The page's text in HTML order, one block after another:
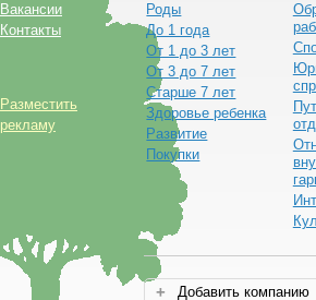
Вакансии
Контакты
Разместить
рекламу
Роды
До 1 года
От 1 до 3 лет
От 3 до 7 лет
Старше 7 лет
Здоровье ребенка
Развитие
Покупки
Добавить компанию